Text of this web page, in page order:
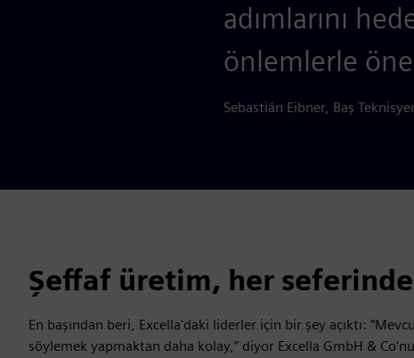
adımlarını
önlemlerle
Sebastián Eibner, Baş
Şeffaf üretim, her seferinde
En başından beri, Excella'daki liderler için bir şey açıktı:
söylemek yapmaktan daha kolay,” diyor Excella GmbH &